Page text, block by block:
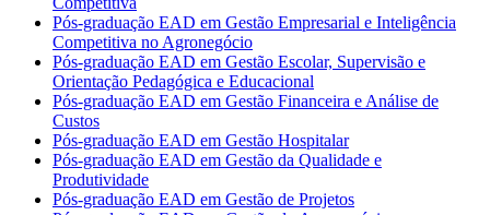
Pós-graduação EAD em Gestão Empresarial e Inteligência
Competitiva no Agronegócio
Pós-graduação EAD em Gestão Escolar, Supervisão e
Orientação Pedagógica e Educacional
Pós-graduação EAD em Gestão Financeira e Análise de
Custos
Pós-graduação EAD em Gestão Hospitalar
Pós-graduação EAD em Gestão da Qualidade e
Produtividade
Pós-graduação EAD em Gestão de Projetos